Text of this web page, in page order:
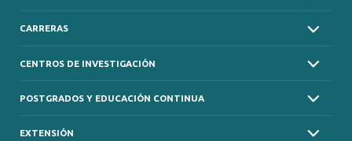
CARRERAS
CENTROS DE INVESTIGACIÓN
POSTGRADOS Y EDUCACIÓN CONTINUA
EXTENSIÓN